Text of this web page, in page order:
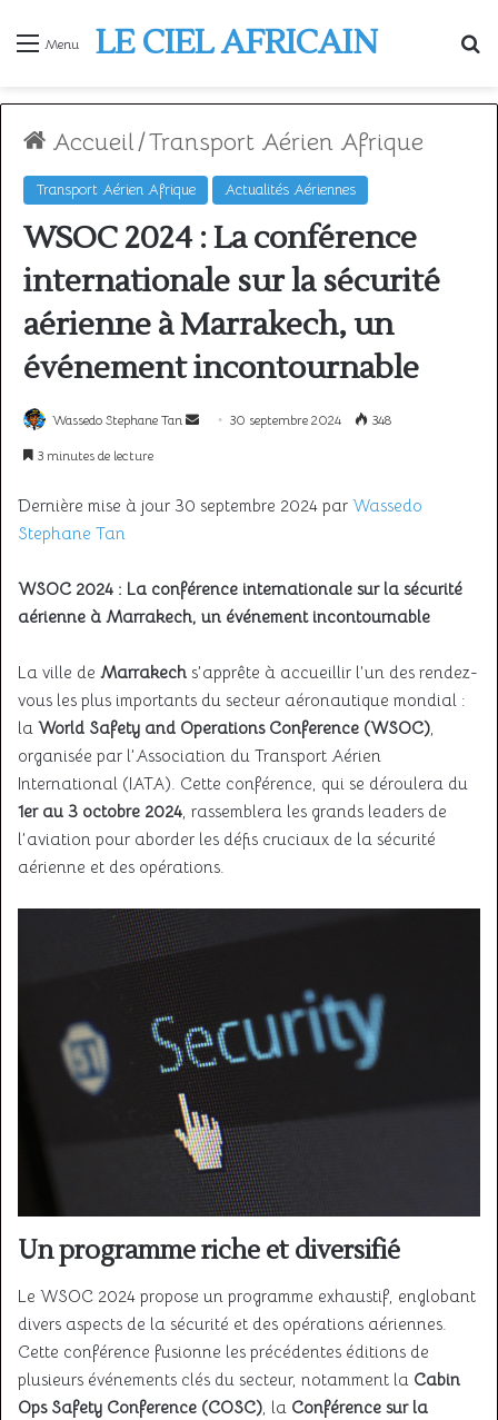
Menu LE CIEL AFRICAIN
Accueil/Transport Aérien Afrique
Transport Aérien Afrique Actualités Aériennes
WSOC 2024 : La conférence
internationale sur la sécurité
aérienne à Marrakech, un
événement incontournable
Wassedo Stephane Tan
Envoyer30 septembre 2024 348
3 minutes de lecture
Dernière mise à jour 30 septembre 2024 par Wassedo
Stephane Tan
WSOC 2024 : La conférence internationale sur la sécurité
aérienne à Marrakech, un événement incontournable
La ville de Marrakech s’apprête à accueillir l’un des rendez-
vous les plus importants du secteur aéronautique mondial :
la World Safety and Operations Conference (WSOC),
organisée par l’Association du Transport Aérien
International (IATA). Cette conférence, qui se déroulera du
1er au 3 octobre 2024, rassemblera les grands leaders de
l’aviation pour aborder les défis cruciaux de la sécurité
aérienne et des opérations.
Un programme riche et diversifié
Le WSOC 2024 propose un programme exhaustif, englobant
divers aspects de la sécurité et des opérations aériennes.
Cette conférence fusionne les précédentes éditions de
plusieurs événements clés du secteur, notamment la Cabin
Ops Safety Conference (COSC), la Conférence sur la